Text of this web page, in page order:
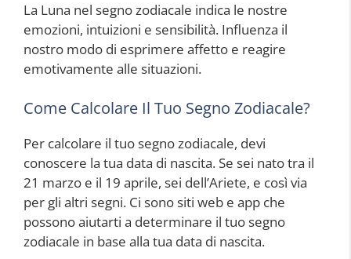
La Luna nel segno zodiacale indica le nostre
emozioni, intuizioni e sensibilità. Influenza il
nostro modo di esprimere affetto e reagire
emotivamente alle situazioni.
Come Calcolare Il Tuo Segno Zodiacale?
Per calcolare il tuo segno zodiacale, devi
conoscere la tua data di nascita. Se sei nato tra il
21 marzo e il 19 aprile, sei dell’Ariete, e così via
per gli altri segni. Ci sono siti web e app che
possono aiutarti a determinare il tuo segno
zodiacale in base alla tua data di nascita.